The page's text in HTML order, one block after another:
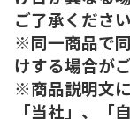
ご了承ください
※同一商品で
けする場合が
※商品説明文
「当社」、「